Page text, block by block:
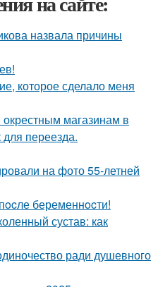
назвала причины
которое сделало меня
магазинам в
переезда.
на фото 55-летней
беременнocти!
сустав: как
ради душевного